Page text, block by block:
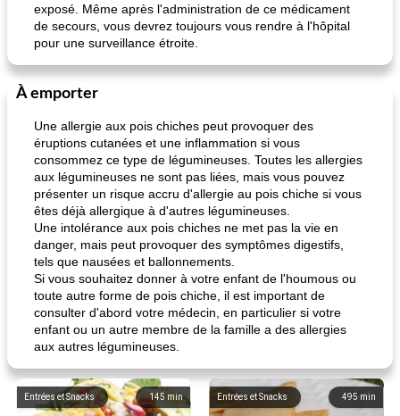
exposé. Même après l'administration de ce médicament
de secours, vous devrez toujours vous rendre à l'hôpital
pour une surveillance étroite.
À emporter
Une allergie aux pois chiches peut provoquer des
éruptions cutanées et une inflammation si vous
consommez ce type de légumineuses. Toutes les allergies
aux légumineuses ne sont pas liées, mais vous pouvez
présenter un risque accru d'allergie au pois chiche si vous
êtes déjà allergique à d'autres légumineuses.
Une intolérance aux pois chiches ne met pas la vie en
danger, mais peut provoquer des symptômes digestifs,
tels que nausées et ballonnements.
Si vous souhaitez donner à votre enfant de l'houmous ou
toute autre forme de pois chiche, il est important de
consulter d'abord votre médecin, en particulier si votre
enfant ou un autre membre de la famille a des allergies
aux autres légumineuses.
145 min
Entrées et Snacks 495 min
Entrées et Snacks